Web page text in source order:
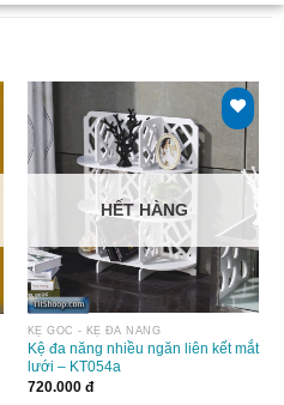
HẾT HÀNG
KỆ GÓC - KỆ ĐA NĂNG
Kệ đa năng nhiều ngăn liên kết mắt
lưới – KT054a
720.000 đ